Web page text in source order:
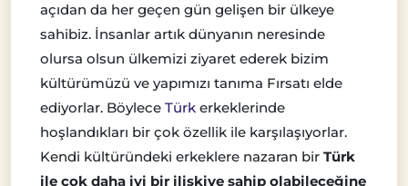
açıdan da her geçen gün gelişen bir ülkeye
sahibiz. İnsanlar artık dünyanın neresinde
olursa olsun ülkemizi ziyaret ederek bizim
kültürümüzü ve yapımızı tanıma Fırsatı elde
ediyorlar. Böylece Türk erkeklerinde
hoşlandıkları bir çok özellik ile karşılaşıyorlar.
Kendi kültüründeki erkeklere nazaran bir Türk
ile çok daha iyi bir ilişkiye sahip olabileceğine